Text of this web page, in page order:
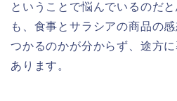
ということで悩んでいるのだ
も、食事とサラシアの商品の
つかるのかが分からず、途方
あります。